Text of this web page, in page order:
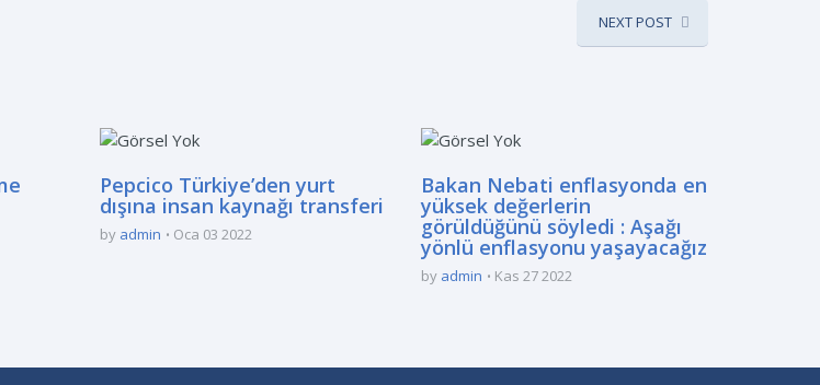
NEXT POST
Pepcico Türkiye’den yurt
dışına insan kaynağı transferi
by admin Oca 03 2022
Bakan Nebati enflasyonda en
yüksek değerlerin
görüldüğünü söyledi : Aşağı
yönlü enflasyonu yaşayacağız
by admin Kas 27 2022